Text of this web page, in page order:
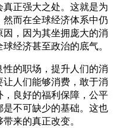
正强大之处。这就是为
而在全球经济体系中仍
，因为其坐拥庞大的消
经济甚至政治的底气。
的职场，提升人们的消
人们能够消费，敢于消
良好的福利保障，公平
不可缺少的基础。这也
来的真正改变。